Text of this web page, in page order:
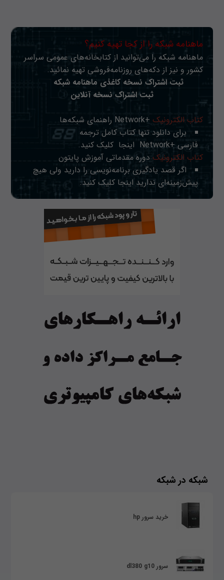
ماهنامه شبکه را از کجا تهیه کنیم؟
ماهنامه شبکه را می‌توانید از کتابخانه‌های عمومی سراسر
کشور و نیز از دکه‌های روزنامه‌فروشی تهیه نمائید.
ثبت اشتراک نسخه کاغذی ماهنامه شبکه
ثبت اشتراک نسخه آنلاین
کتاب الکترونیک +Network راهنمای شبکه‌ها
برای دانلود تنها کتاب کامل ترجمه
فارسی +Network
اینجا کلیک کنید.
کتاب الکترونیک دوره مقدماتی آموزش پایتون
اگر قصد یادگیری برنامه‌نویسی را دارید ولی هیچ
پیش‌زمینه‌ای ندارید اینجا کلیک کنید.
شبکه در شبکه
خرید سرور hp
سرور dl380 g10